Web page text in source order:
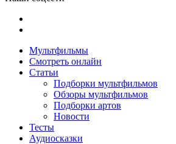
Мультфильмы
Смотреть онлайн
Статьи
Подборки мультфильмов
Обзоры мультфильмов
Подборки артов
Новости
Тесты
Аудиосказки